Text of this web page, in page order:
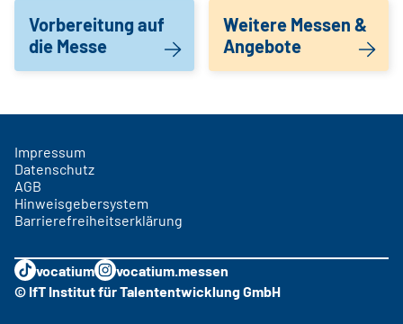
Vorbereitung auf
die Messe
Weitere Messen &
Angebote
Impressum
Datenschutz
AGB
Hinweisgebersystem
Barrierefreiheitserklärung
vocatium
vocatium.messen
© IfT Institut für Talententwicklung GmbH